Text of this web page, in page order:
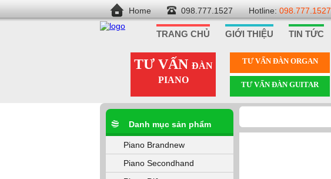
Home 098.777.1527 Hotline: 098.777.1527
TRANG CHỦ GIỚI THIỆU TIN TỨC
TƯ VẤN ĐÀN
PIANO
TƯ VẤN ÐÀN ORGAN
TƯ VẤN ÐÀN GUITAR
Danh mục sản phẩm
Piano Brandnew
Piano Secondhand